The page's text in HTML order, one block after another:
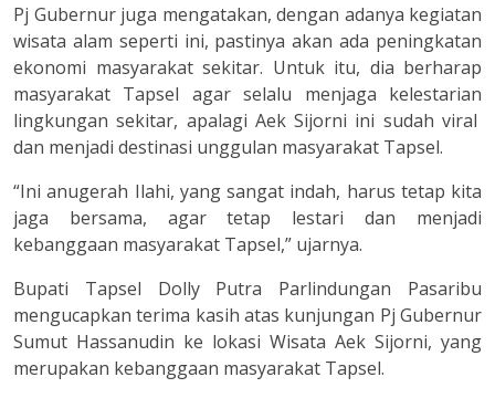
Pj Gubernur juga mengatakan, dengan adanya kegiatan
wisata alam seperti ini, pastinya akan ada peningkatan
ekonomi masyarakat sekitar. Untuk itu, dia berharap
masyarakat Tapsel agar selalu menjaga kelestarian
lingkungan sekitar, apalagi Aek Sijorni ini sudah viral
dan menjadi destinasi unggulan masyarakat Tapsel.
“Ini anugerah Ilahi, yang sangat indah, harus tetap kita
jaga bersama, agar tetap lestari dan menjadi
kebanggaan masyarakat Tapsel,” ujarnya.
Bupati Tapsel Dolly Putra Parlindungan Pasaribu
mengucapkan terima kasih atas kunjungan Pj Gubernur
Sumut Hassanudin ke lokasi Wisata Aek Sijorni, yang
merupakan kebanggaan masyarakat Tapsel.